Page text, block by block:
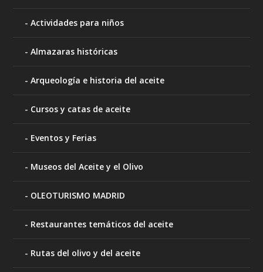
Actividades para niños
Almazaras históricas
Arqueología e historia del aceite
Cursos y catas de aceite
Eventos y Ferias
Museos del Aceite y el Olivo
OLEOTURISMO MADRID
Restaurantes temáticos del aceite
Rutas del olivo y del aceite